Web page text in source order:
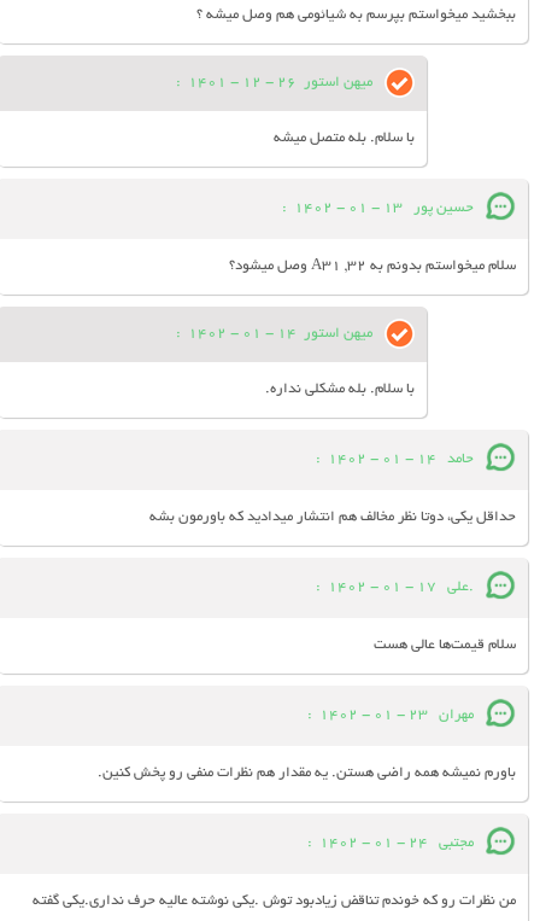
ببخشید میخواستم بپرسم به شیائومی هم وصل میشه ؟
میهن استور 26 - 12 - 1401
:
با سلام. بله متصل میشه
حسین پور 13 - 01 - 1402
:
سلام میخواستم بدونم به A31 ,32 وصل میشود؟
میهن استور 14 - 01 - 1402
:
با سلام. بله مشکلی نداره.
حامد 14 - 01 - 1402
:
حداقل یکی، دوتا نظر مخالف هم انتشار میدادید که باورمون بشه
.علی 17 - 01 - 1402
:
سلام قیمت‌ها عالی هست
مهران 23 - 01 - 1402
:
باورم نمیشه همه راضی هستن. یه مقدار هم نظرات منفی رو پخش کنین.
مجتبی 24 - 01 - 1402
:
من نظرات رو که خوندم تناقض زیادبود توش .یکی نوشته عالیه حرف نداری.یکی گفته